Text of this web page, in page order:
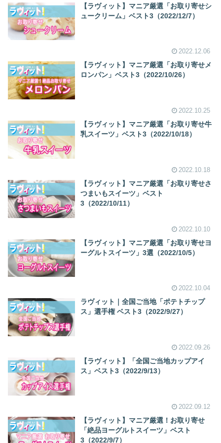
【ラヴィット】マニア厳選「お取り寄せシ
ュークリーム」ベスト3（2022/12/7）
2022.12.06
【ラヴィット】マニア厳選「お取り寄せメ
ロンパン」ベスト3（2022/10/26）
2022.10.25
【ラヴィット】マニア厳選「お取り寄せ牛
乳スイーツ」ベスト3（2022/10/18）
2022.10.18
【ラヴィット】マニア厳選「お取り寄せさ
つまいもスイーツ」ベスト
3（2022/10/11）
2022.10.10
【ラヴィット】マニア厳選「お取り寄せヨ
ーグルトスイーツ」3選（2022/10/5）
2022.10.04
ラヴィット｜全国ご当地「ポテトチップ
ス」選手権 ベスト3（2022/9/27）
2022.09.26
【ラヴィット】「全国ご当地カップアイ
ス」ベスト3（2022/9/13）
2022.09.12
【ラヴィット】マニア厳選！お取り寄せ
「絶品ヨーグルトスイーツ」ベスト
3（2022/9/7）